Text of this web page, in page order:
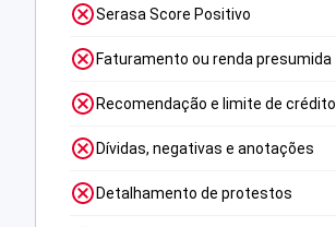
Serasa Score Positivo
Faturamento ou renda presumida
Recomendação e limite de crédito
Dívidas, negativas e anotações
Detalhamento de protestos